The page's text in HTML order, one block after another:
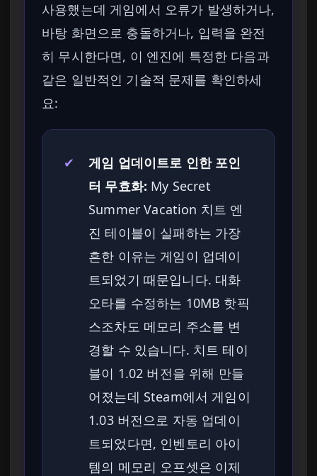
사용했는데 게임에서 오류가 발생하거나,
바탕 화면으로 충돌하거나, 입력을 완전
히 무시한다면, 이 엔진에 특정한 다음과
같은 일반적인 기술적 문제를 확인하세
요:
✔
게임 업데이트로 인한 포인
터 무효화: My Secret
Summer Vacation 치트 엔
진 테이블이 실패하는 가장
흔한 이유는 게임이 업데이
트되었기 때문입니다. 대화
오타를 수정하는 10MB 핫픽
스조차도 메모리 주소를 변
경할 수 있습니다. 치트 테이
블이 1.02 버전을 위해 만들
어졌는데 Steam에서 게임이
1.03 버전으로 자동 업데이
트되었다면, 인벤토리 아이
템의 메모리 오프셋은 이제